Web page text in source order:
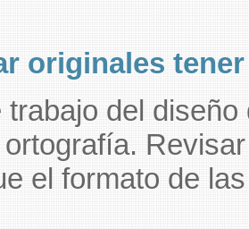
originales
trabajo del
el formato de